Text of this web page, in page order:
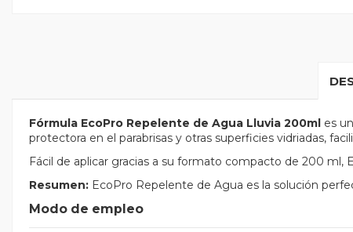
Fórmula EcoPro Repelente de Agua Lluvia 200ml es
protectora en el parabrisas y otras superficies vidriadas,
Fácil de aplicar gracias a su formato compacto de 200 ml,
Resumen: EcoPro Repelente de Agua es la solución
Modo de empleo